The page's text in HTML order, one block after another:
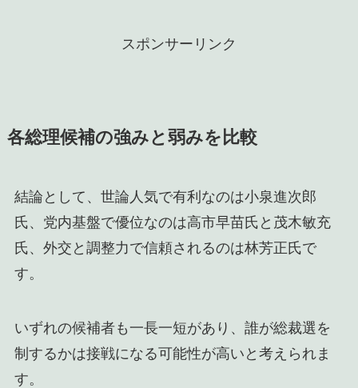
スポンサーリンク
各総理候補の強みと弱みを比較
結論として、世論人気で有利なのは小泉進次郎
氏、党内基盤で優位なのは高市早苗氏と茂木敏充
氏、外交と調整力で信頼されるのは林芳正氏で
す。
いずれの候補者も一長一短があり、誰が総裁選を
制するかは接戦になる可能性が高いと考えられま
す。